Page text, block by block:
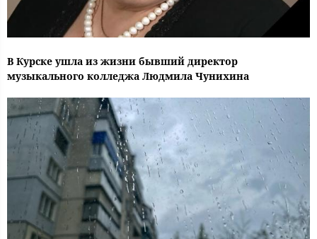
В Курске ушла из жизни бывший директор
музыкального колледжа Людмила Чунихина